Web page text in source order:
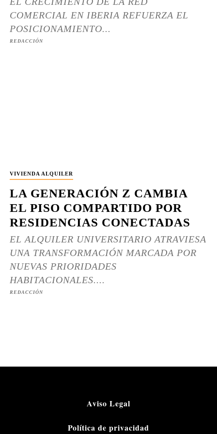
COMERCIAL EN IBERIA REFUERZA EL
POSICIONAMIENTO...
REDACCIÓN
VIVIENDA ALQUILER
LA GENERACIÓN Z CAMBIA
EL PISO COMPARTIDO POR
RESIDENCIAS CONECTADAS
EL ALQUILER UNIVERSITARIO ATRAVIESA
UNA TRANSFORMACIÓN MARCADA POR
NUEVAS PRIORIDADES
HABITACIONALES....
REDACCIÓN
Aviso Legal
Política de privacidad